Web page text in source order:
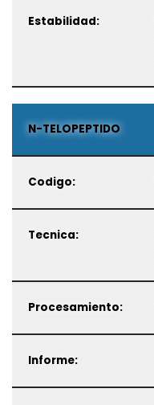
Estabilidad:
N-TELOPEPTIDO
Codigo:
Tecnica:
Procesamiento:
Informe: